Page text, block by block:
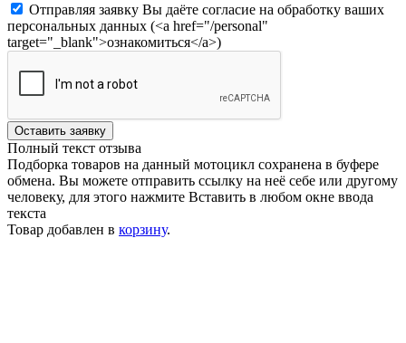
Отправляя заявку Вы даёте согласие на обработку ваших
персональных данных (<a href="/personal"
target="_blank">ознакомиться</a>)
Оставить заявку
Полный текст отзыва
Подборка товаров на данный мотоцикл сохранена в буфере
обмена. Вы можете отправить ссылку на неё себе или другому
человеку, для этого нажмите Вставить в любом окне ввода
текста
Товар добавлен в корзину.